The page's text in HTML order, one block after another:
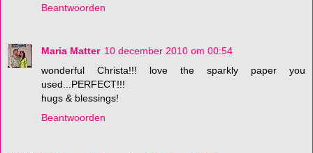
Beantwoorden
Maria Matter 10 december 2010 om 00:54
wonderful Christa!!! love the sparkly paper you
used...PERFECT!!!
hugs & blessings!
Beantwoorden